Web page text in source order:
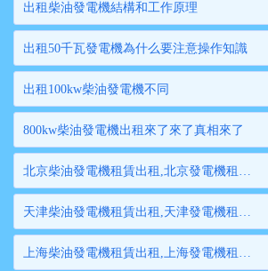
出租柴油發電機結構和工作原理
出租50千瓦發電機為什么要注意操作知識
出租100kw柴油發電機不同
800kw柴油發電機出租來了來了真相來了
北京柴油發電機租賃出租,北京發電機租賃,北京發電機出租,北京大型發電機租賃,北京大型發電機出租
天津柴油發電機租賃出租,天津發電機租賃,天津發電機出租,天津大型發電機租賃,天津大型發電機出租
上海柴油發電機租賃出租,上海發電機租賃,上海發電機出租,上海大型發電機租賃,上海大型發電機出租